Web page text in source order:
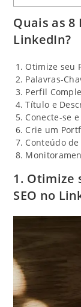
Quais as 8
LinkedIn?
Otimize seu
Palavras-
Perfil
Título e
Conecte-se
Crie um
Conteúdo
1. Otimize
SEO no